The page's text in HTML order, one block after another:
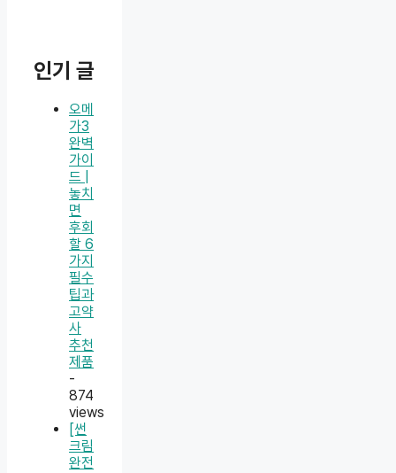
인기 글
오메
가3
완벽
가이
드 |
놓치
면
후회
할 6
가지
필수
팁과
고약
사
추천
제품
-
874
views
[썬
크림
완전